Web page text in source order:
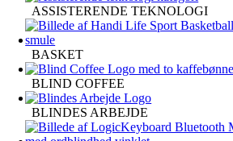
ASSISTERENDE TEKNOLOGI
BASKET
BLIND COFFEE
BLINDES ARBEJDE